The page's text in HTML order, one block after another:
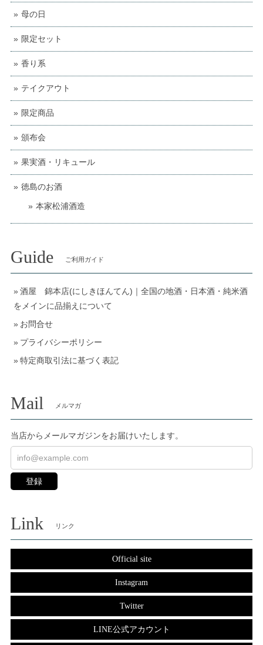
母の日
限定セット
香り系
テイクアウト
限定商品
頒布会
果実酒・リキュール
徳島のお酒
本家松浦酒造
Guide ご利用ガイド
酒屋 錦本店(にしきほんてん)｜全国の地酒・日本酒・純米酒
をメインに品揃えについて
お問合せ
プライバシーポリシー
特定商取引法に基づく表記
Mail メルマガ
当店からメールマガジンをお届けいたします。
登録
Link リンク
Official site
Instagram
Twitter
LINE公式アカウント